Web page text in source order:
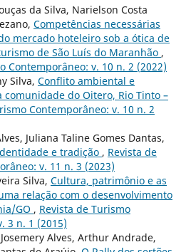
da Silva, Narielson Costa
Competências necessárias
mercado hoteleiro sob a ótica de
de São Luís do Maranhão ,
Contemporâneo: v. 10 n. 2 (2022)
Silva, Conflito ambiental e
comunidade do Oitero, Rio Tinto –
Contemporâneo: v. 10 n. 2
Juliana Taline Gomes Dantas,
e tradição , Revista de
v. 11 n. 3 (2023)
Silva, Cultura, patrimônio e as
relação com o desenvolvimento
GO , Revista de Turismo
3 n. 1 (2015)
Alves, Arthur Andrade,